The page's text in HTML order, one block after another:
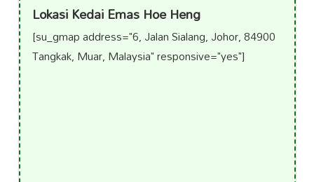
Lokasi Kedai Emas Hoe Heng
[su_gmap address="6, Jalan Sialang, Johor, 84900
Tangkak, Muar, Malaysia" responsive="yes"]